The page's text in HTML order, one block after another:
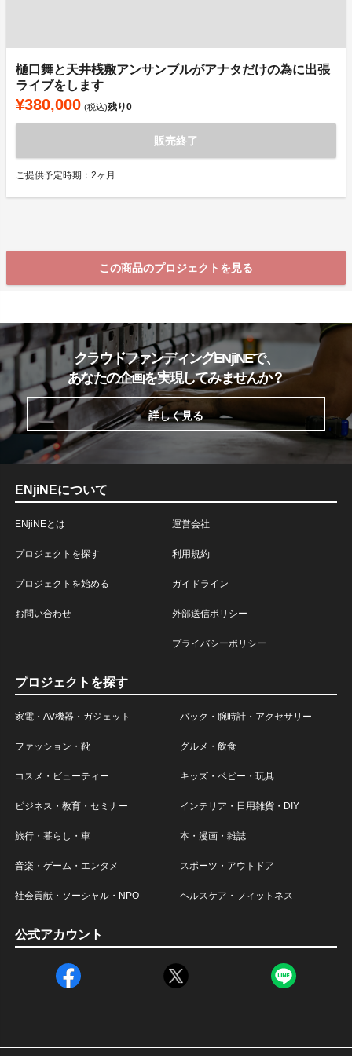
樋口舞と天井桟敷アンサンブルがアナタだけの為に出張
ライブをします
¥380,000 (税込)残り0
販売終了
ご提供予定時期：2ヶ月
この商品のプロジェクトを見る
クラウドファンディングENjiNEで、
あなたの企画を実現してみませんか？
詳しく見る
ENjiNEについて
ENjiNEとは
プロジェクトを探す
プロジェクトを始める
お問い合わせ
運営会社
利用規約
ガイドライン
外部送信ポリシー
プライバシーポリシー
プロジェクトを探す
家電・AV機器・ガジェット バック・腕時計・アクセサリー
ファッション・靴 グルメ・飲食
コスメ・ビューティー キッズ・ベビー・玩具
ビジネス・教育・セミナー インテリア・日用雑貨・DIY
旅行・暮らし・車 本・漫画・雑誌
音楽・ゲーム・エンタメ スポーツ・アウトドア
社会貢献・ソーシャル・NPO ヘルスケア・フィットネス
公式アカウント